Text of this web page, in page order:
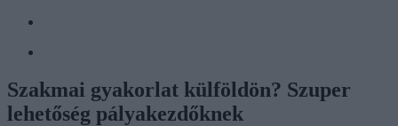
Szakmai gyakorlat külföldön? Szuper
lehetőség pályakezdőknek